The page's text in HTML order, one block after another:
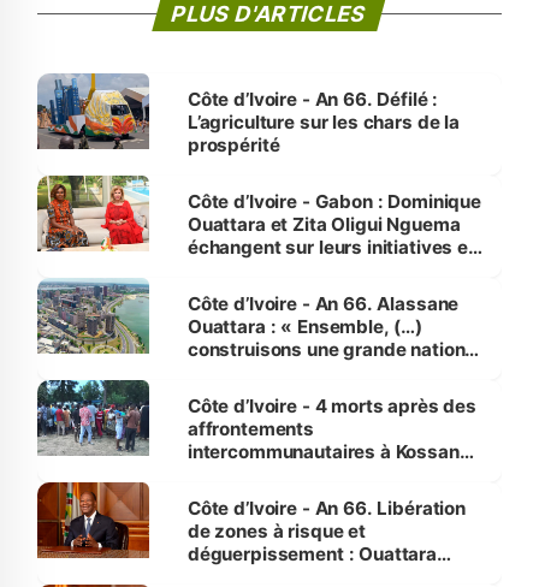
PLUS D'ARTICLES
Côte d’Ivoire - An 66. Défilé :
L’agriculture sur les chars de la
prospérité
Côte d’Ivoire - Gabon : Dominique
Ouattara et Zita Oligui Nguema
échangent sur leurs initiatives en
enfants
Côte d’Ivoire - An 66. Alassane
Ouattara : « Ensemble, (…)
construisons une grande nation
générations futures »
Côte d’Ivoire - 4 morts après des
affrontements
intercommunautaires à Kossandji
milieu des sinistrés
Côte d’Ivoire - An 66. Libération
de zones à risque et
déguerpissement : Ouattara